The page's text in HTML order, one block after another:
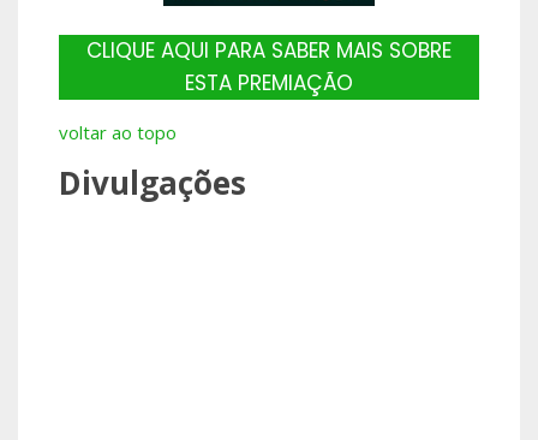
CLIQUE AQUI PARA SABER MAIS SOBRE
ESTA PREMIAÇÃO
voltar ao topo
Divulgações